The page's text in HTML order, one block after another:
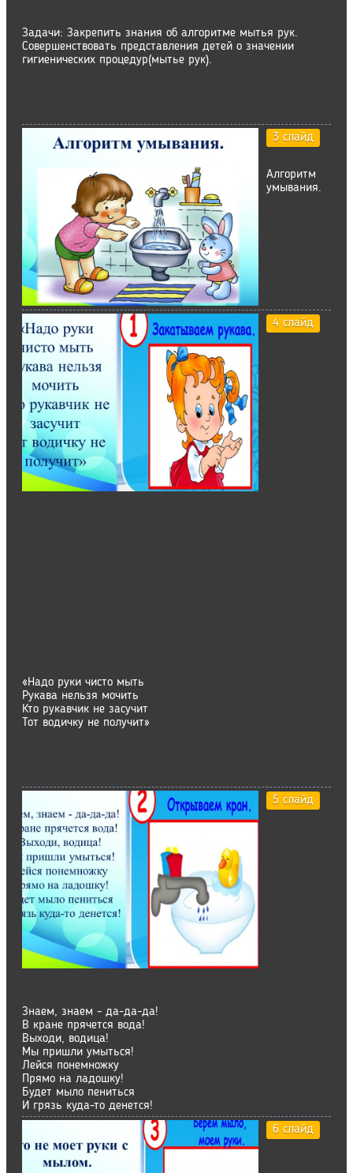
Задачи: Закрепить знания об алгоритме мытья рук.
Совершенствовать представления детей о значении
гигиенических процедур(мытье рук).
3 слайд
Алгоритм
умывания.
4 слайд
«Надо руки чисто мыть
Рукава нельзя мочить
Кто рукавчик не засучит
Тот водичку не получит»
5 слайд
Знаем, знаем - да-да-да!
В кране прячется вода!
Выходи, водица!
Мы пришли умыться!
Лейся понемножку
Прямо на ладошку!
Будет мыло пениться
И грязь куда-то денется!
6 слайд